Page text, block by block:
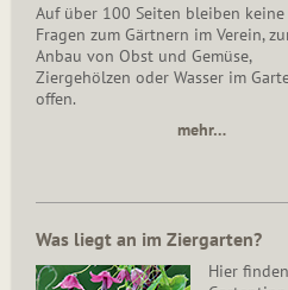
Auf über 100 Seiten bleiben keine
Fragen zum Gärtnern im Verein,
Anbau von Obst und Gemüse,
Ziergehölzen oder Wasser im
offen.
mehr…
Was liegt an im Ziergarten?
Hier